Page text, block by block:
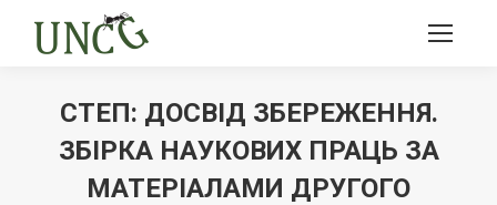
СТЕП: ДОСВІД ЗБЕРЕЖЕННЯ.
ЗБІРКА НАУКОВИХ ПРАЦЬ ЗА
МАТЕРІАЛАМИ ДРУГОГО